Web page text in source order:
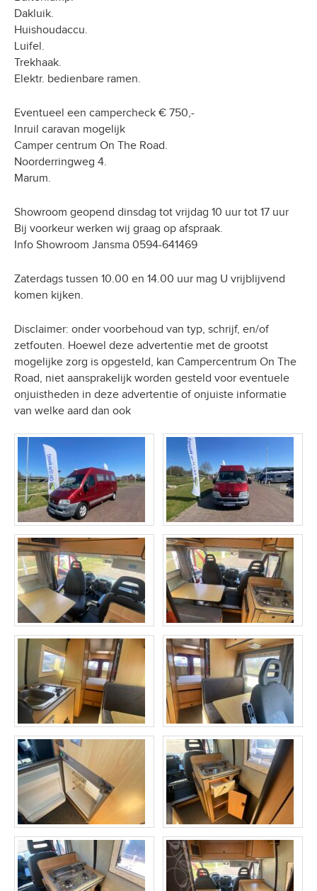
Dakluik.
Huishoudaccu.
Luifel.
Trekhaak.
Elektr. bedienbare ramen.
Eventueel een campercheck € 750,-
Inruil caravan mogelijk
Camper centrum On The Road.
Noorderringweg 4.
Marum.
Showroom geopend dinsdag tot vrijdag 10 uur tot 17 uur
Bij voorkeur werken wij graag op afspraak.
Info Showroom Jansma 0594-641469
Zaterdags tussen 10.00 en 14.00 uur mag U vrijblijvend
komen kijken.
Disclaimer: onder voorbehoud van typ, schrijf, en/of
zetfouten. Hoewel deze advertentie met de grootst
mogelijke zorg is opgesteld, kan Campercentrum On The
Road, niet aansprakelijk worden gesteld voor eventuele
onjuistheden in deze advertentie of onjuiste informatie
van welke aard dan ook